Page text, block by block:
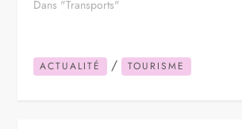
Dans "Transports"
ACTUALITÉ / TOURISME